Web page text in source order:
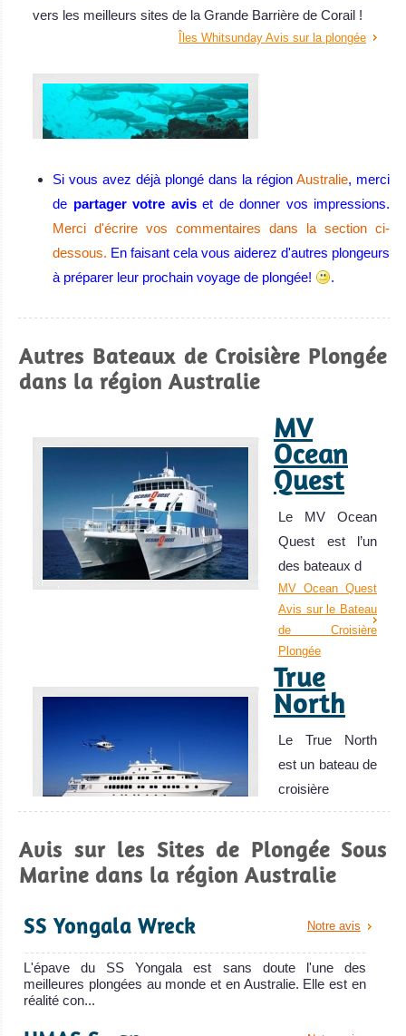
vers les meilleurs sites de la Grande Barrière de Corail !
Îles Whitsunday Avis sur la plongée
Port Douglas
Accès parfait pour plonger sur la Grande Barrière de
Douglas.
Port Douglas Avis sur la plongée
Récif de Ningaloo
Excellente plongée sous-marine et aperçu régulier de
requins baleine et de raies Manta en saison.
Récif de Ningaloo Avis sur la plongée
Townsville
Explorez l'épave du SS Yongala, l'un des meilleurs sites
Corail.
Townsville Avis sur la plongée
Si vous avez déjà plongé dans la région Australie, merci
de partager votre aviset de donner vos impressions.
Merci d'écrire vos commentaires dans la section ci-
dessous. En faisant cela vous aiderez d'autres plongeurs
à préparer leur prochain voyage de plongée!
.
Autres Bateaux de Croisière Plongée
dans la région Australie
MV
Ocean
Quest
Le MV Ocean
Quest est l’un
des bateaux d
MV Ocean Quest
Avis sur le Bateau
de Croisière
Plongée
True
North
Le True North
est un bateau de
croisière
True North Avis
Croisière
Plongée
Avis sur les Sites de Plongée Sous
Marine dans la région Australie
Notre avis
SS Yongala Wreck
L'épave du SS Yongala est sans doute l'une des
meilleures plongées au monde et en Australie. Elle est en
réalité con...